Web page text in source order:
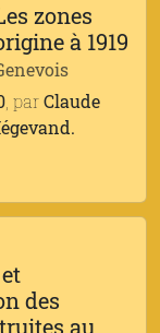
zones
à 1919
, parClaude
des
au